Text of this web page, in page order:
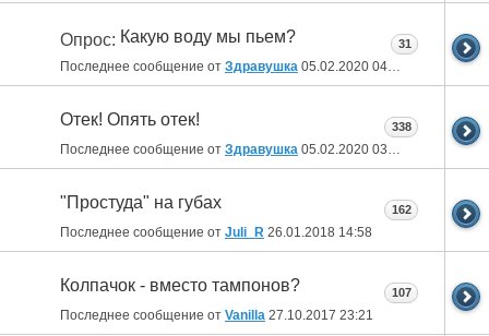
Опрос: Какую воду мы пьем?
Последнее сообщение от Здравушка 05.02.2020 04:11
31
Отек! Опять отек!
Последнее сообщение от Здравушка 05.02.2020 03:53
338
"Простуда" на губах
Последнее сообщение от Juli_R 26.01.2018 14:58
162
Колпачок - вместо тампонов?
Последнее сообщение от Vanilla 27.10.2017 23:21
107